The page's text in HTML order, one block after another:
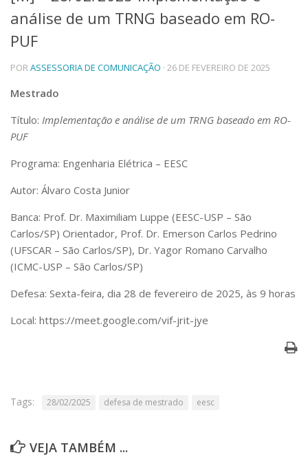
Telefones e Mapas
Pessoas
Ensino
Graduação
Educação a distância
Pesquisa e Inovação
Centros, Núcleos e Projetos em Rede
Pós-doutorado
Iniciação Científica
Transferência de Tecnologia
Empresas Juniores
Extensão à Comunidade
Projetos, Programas e Cursos
Museus e Espaços Interativos
Serviços
Aplicativos e Sites
análise de um TRNG baseado em RO-
PUF
PORASSESSORIA DE COMUNICAÇÃO · 26 DE FEVEREIRO DE 2025
Mestrado
Título: Implementação e análise de um TRNG baseado em RO-
PUF
Programa: Engenharia Elétrica – EESC
Autor: Álvaro Costa Junior
Banca: Prof. Dr. Maximiliam Luppe (EESC-USP – São
Carlos/SP) Orientador, Prof. Dr. Emerson Carlos Pedrino
(UFSCAR – São Carlos/SP), Dr. Yagor Romano Carvalho
(ICMC-USP – São Carlos/SP)
Defesa: Sexta-feira, dia 28 de fevereiro de 2025, às 9 horas
Local: https://meet.google.com/vif-jrit-jye
Tags: 28/02/2025 defesa de mestrado eesc
VEJA TAMBÉM ...